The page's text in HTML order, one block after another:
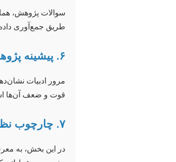
سوالات پژوهش،
طریق جمع‌آوری داده
۶. پیشینه پژوهش: جایگاه شما در ادبیات علمی
مرور ادبیات
قوت و ضعف آن‌ها
۷. چارچوب نظری و مفهومی: لنز تحلیل شما
در این بخش، به